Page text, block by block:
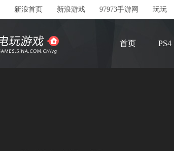
新浪首页 新浪游戏 97973手游网 玩玩
首页 PS4